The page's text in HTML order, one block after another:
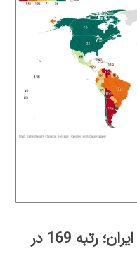
زنجیرهای اسارت بر اقتصاد ایران؛ رتبه 169 در